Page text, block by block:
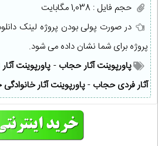
حجم فایل : 1,038 مگابایت
در صورت پولی بودن پروژه لینک
پروژه برای شما نشان داده می شود.
پاورپوینت آثار حجاب- پاورپوینت
آثار فردی حجاب-پاورپوینت آثار